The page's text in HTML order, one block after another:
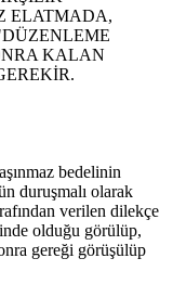
ELATMADA,
KALAN
bedelinin
duruşmalı olarak
verilen dilekçe
olduğu görülüp,
gereği görüşülüp